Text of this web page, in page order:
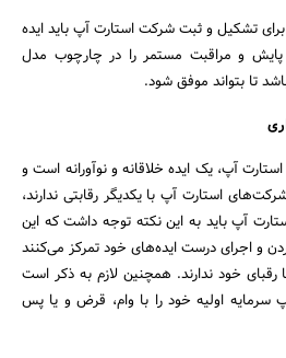
تشکیل و ثبت شرکت استارت آپ باید ایده
پایش و مراقبت مستمر را در چارچوب مدل
تا بتواند موفق شود.
آپ، یک ایده خلاقانه و نوآورانه است و
استارت آپ با یکدیگر رقابتی ندارند،
آپ باید به این نکته توجه داشت که این
و اجرای درست ایده‌های خود تمرکز می‌کنند
رقبای خود ندارند. همچنین لازم به ذکر است
سرمایه اولیه خود را با وام، قرض و یا پس